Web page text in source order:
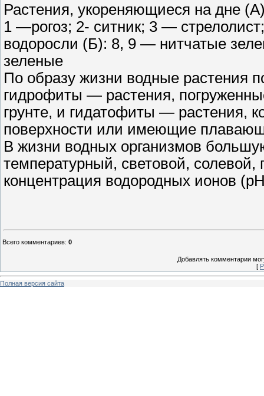
Растения, укореняющиеся на дне
1 —рогоз; 2- ситник; 3 —
водоросли (Б): 8, 9 — нитчатые
зеленые
По образу жизни водные растения
гидрофиты — растения,
грунте, и гидатофиты — растения,
поверхности или имеющие
В жизни водных организмов
температурный, световой, солевой,
концентрация водородных ионов
Всего комментариев: 0
Добавлять комментарии
[
Полная версия сайта